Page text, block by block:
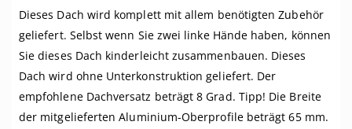
Dieses Dach wird komplett mit allem benötigten Zubehör
geliefert. Selbst wenn Sie zwei linke Hände haben, können
Sie dieses Dach kinderleicht zusammenbauen. Dieses
Dach wird ohne Unterkonstruktion geliefert. Der
empfohlene Dachversatz beträgt 8 Grad. Tipp! Die Breite
der mitgelieferten Aluminium-Oberprofile beträgt 65 mm.